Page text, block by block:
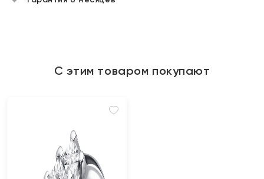
С этим товаром покупают